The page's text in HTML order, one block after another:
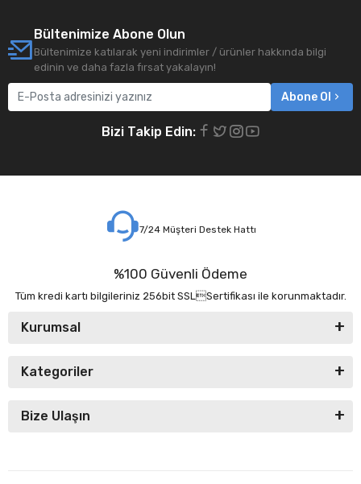
Bültenimize Abone Olun
Bültenimize katılarak yeni indirimler / ürünler hakkında bilgi
edinin ve daha fazla fırsat yakalayın!
Abone Ol
Bizi Takip Edin:
7/24 Müşteri Destek Hattı
%100 Güvenli Ödeme
Tüm kredi kartı bilgileriniz 256bit SSLSertifikası ile korunmaktadır.
Kurumsal
Kategoriler
Bize Ulaşın